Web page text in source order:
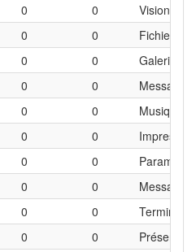
0 0
0 0
Fichiers
0 0
Galerie
0 0
Messages
0 0
Musique
0 0
Impression
0 0
0 0
0 0
Terminal
0 0